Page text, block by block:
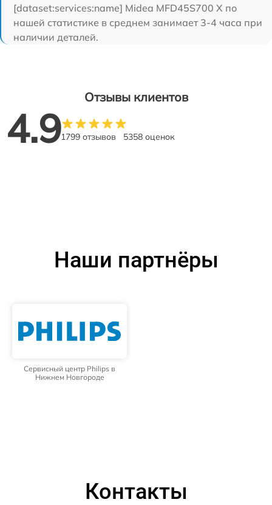
[dataset:services:name] Midea MFD45S700 X по
нашей статистике в среднем занимает 3-4 часа при
наличии деталей.
Отзывы клиентов
4.91799 отзывов 5358 оценок
Наши партнёры
Сервисный центр Philips в
Нижнем Новгороде
Контакты